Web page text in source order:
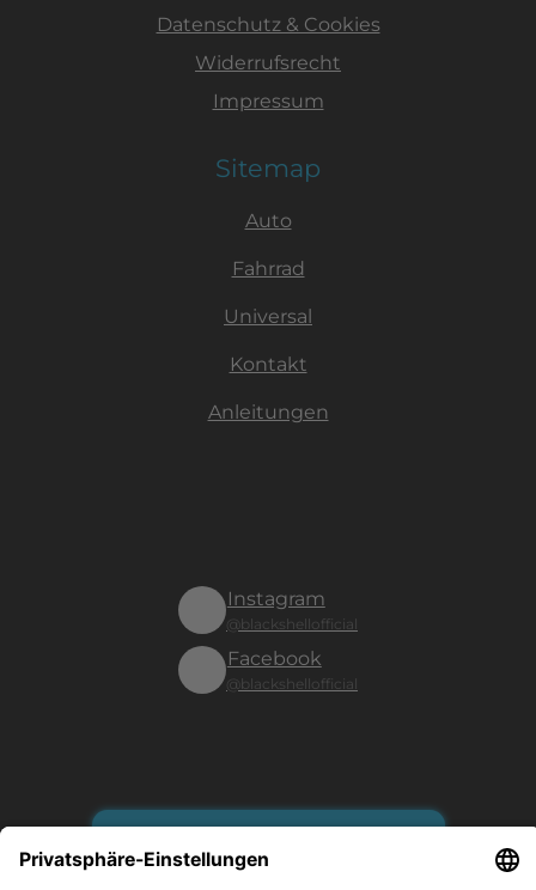
Datenschutz & Cookies
Widerrufsrecht
Impressum
Sitemap
Auto
Fahrrad
Universal
Kontakt
Anleitungen
Instagram
@blackshellofficial
Facebook
@blackshellofficial
Es gilt unsere Datenschutzerklärung